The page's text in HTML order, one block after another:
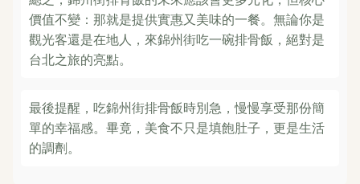
價值不變：那就是提供實惠又美味的一餐。無論你是
觀光客還是在地人，來錦州街吃一碗排骨飯，絕對是
台北之旅的亮點。
最後提醒，吃錦州街排骨飯時別急，慢慢享受那份簡
單的幸福感。畢竟，美食不只是填飽肚子，更是生活
的調劑。